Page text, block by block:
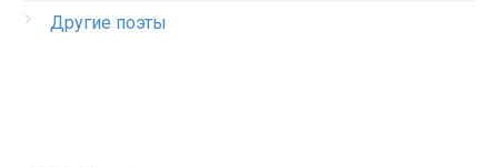
Другие поэты